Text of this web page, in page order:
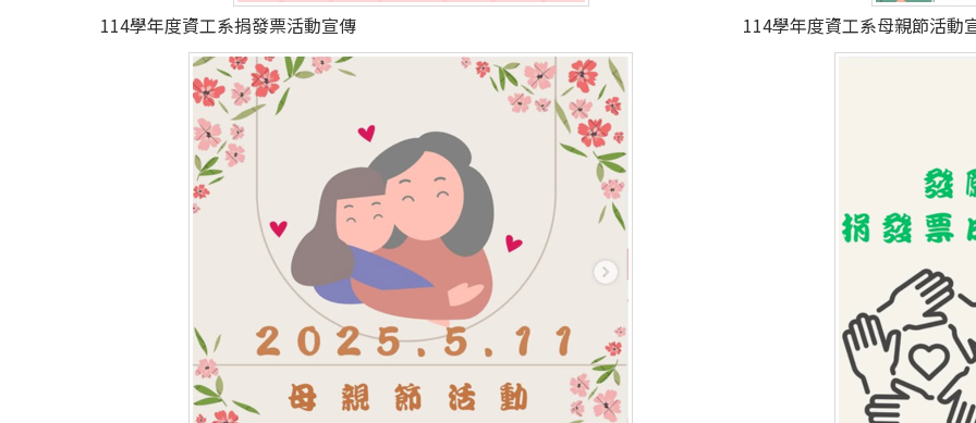
114學年度資工系捐發票活動宣傳 114學年度資工系母親節活動